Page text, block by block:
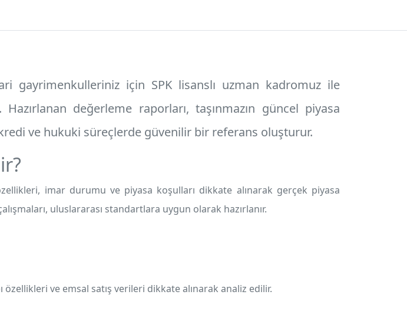
gayrimenkulleriniz için SPK lisanslı uzman kadromuz ile
Hazırlanan değerleme raporları, taşınmazın güncel piyasa
ve hukuki süreçlerde güvenilir bir referans oluşturur.
imar durumu ve piyasa koşulları dikkate alınarak gerçek piyasa
uluslararası standartlara uygun olarak hazırlanır.
ve emsal satış verileri dikkate alınarak analiz edilir.